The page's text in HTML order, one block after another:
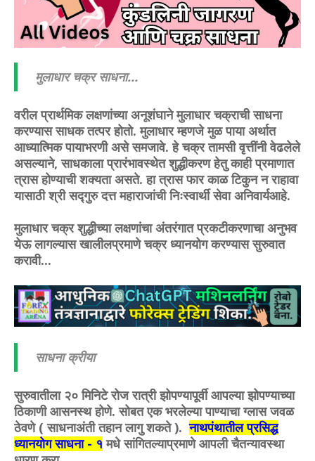
मुलाधार चक्र साधना...
वरील प्रार्थमिक लक्षणांच्या अनूशंघाने मुलाधार चक्राची साधना
करण्यास साधक तत्पर होतो. मुलाधार म्हणजे मुळ पाया अर्थात
आध्यात्मिक पायाभरणी असे समजावे. हे चक्र तामसी वृत्तींनी वेढलेले
असल्याने, साधकाला प्रारंभावस्थेत शुद्धीकरण हेतु काही प्रमाणात
त्रास होण्याची शक्यता असते. हा त्रास फार काळ टिकुन न राहावा
यासाठी श्री सद्गुरु दत्त महाराजांची निःस्वार्थी सेवा अनिवार्यआहे.
मुलाधार चक्र शुद्धीच्या लक्षणांचा अंतरंगात प्रकटीकरणाचा अनुभव
येऊ लागल्यास खालीलप्रमाणे चक्र ध्यानयोग करण्यास सुरुवात
करावी...
साधना क्रीया
सुरुवातीला २० मिनिटे रोज रात्री झोपण्यापूर्वी आपल्या झोपण्याच्या
ठिकाणी आसनस्थ होणे. सोबत एक भरलेल्या पाण्याचा ग्लास जवळ
ठेवणे ( साधनाअंती तहान लागु शकते ). नाथपंथातील प्रसिद्ध
ध्यानयोग साधना - १ मधे सांगितल्याप्रमाणे आपली चैतन्यावस्था